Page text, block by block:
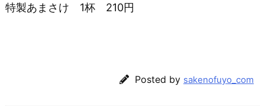
特製あまさけ 1杯 210円
Posted by sakenofuyo_com